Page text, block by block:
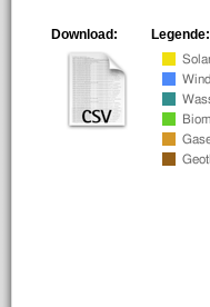
Legende:
Download: